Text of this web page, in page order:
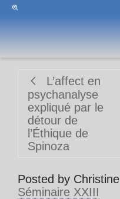
L’affect en
psychanalyse
expliqué par le
détour de
l’Éthique de
Spinoza
Posted by Christine
Séminaire XXIII